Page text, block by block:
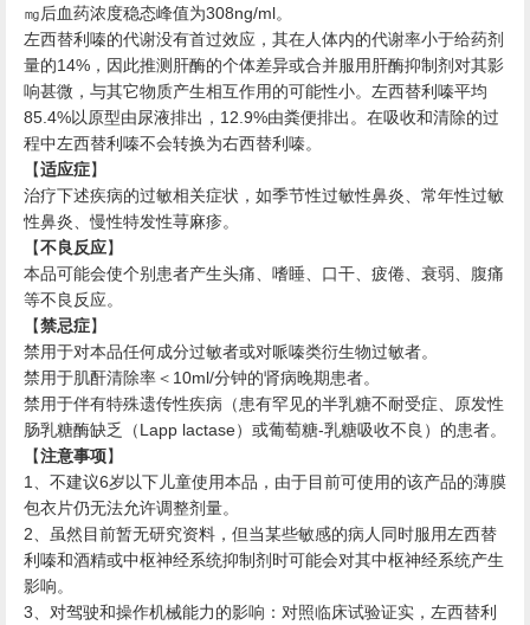
㎎后血药浓度稳态峰值为308ng/ml。
左西替利嗪的代谢没有首过效应，其在人体内的代谢率小于给药剂
量的14% ，因此推测肝酶的个体差异或合并服用肝酶抑制剂对其影
响甚微，与其它物质产生相互作用的可能性小。左西替利嗪平均
85.4%以原型由尿液排出， 12.9%由粪便排出。在吸收和清除的过
程中左西替利嗪不会转换为右西替利嗪。
【适应症】
治疗下述疾病的过敏相关症状，如季节性过敏性鼻炎、常年性过敏
性鼻炎、慢性特发性荨麻疹。
【不良反应】
本品可能会使个别患者产生头痛、嗜睡、口干、疲倦、衰弱、腹痛
等不良反应。
【禁忌症】
禁用于对本品任何成分过敏者或对哌嗪类衍生物过敏者。
禁用于肌酐清除率＜ 10ml/分钟的肾病晚期患者。
禁用于伴有特殊遗传性疾病（患有罕见的半乳糖不耐受症、原发性
肠乳糖酶缺乏（Lapp lactase）或葡萄糖-乳糖吸收不良）的患者。
【注意事项】
1、不建议6岁以下儿童使用本品，由于目前可使用的该产品的薄膜
包衣片仍无法允许调整剂量。
2、虽然目前暂无研究资料，但当某些敏感的病人同时服用左西替
利嗪和酒精或中枢神经系统抑制剂时可能会对其中枢神经系统产生
影响。
3、对驾驶和操作机械能力的影响：对照临床试验证实，左西替利